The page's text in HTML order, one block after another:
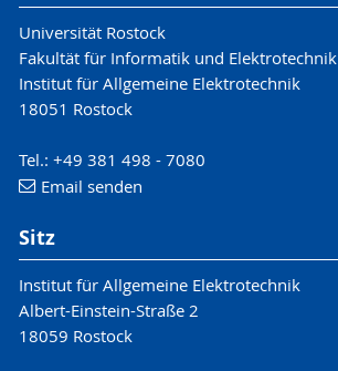
Universität Rostock
Fakultät für Informatik und Elektrotechnik
Institut für Allgemeine Elektrotechnik
18051 Rostock
Tel.: +49 381 498 - 7080
Email senden
Sitz
Institut für Allgemeine Elektrotechnik
Albert-Einstein-Straße 2
18059 Rostock